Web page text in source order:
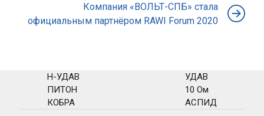
Компания «ВОЛЬТ-СПБ» стала
официальным партнёром RAWI Forum 2020
Н-УДАВ
ПИТОН
КОБРА
УДАВ
10 Ом
АСПИД